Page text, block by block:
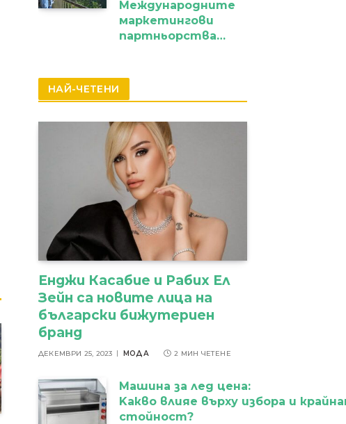
Международните
маркетингови
партньорства
НАЙ-ЧЕТЕНИ
Енджи Касабие и Рабих Ел
Зейн са новите лица на
български бижутериен
бранд
ДЕКЕМВРИ 25, 2023 МОДА 2 МИН ЧЕТЕНЕ
Машина за лед цена:
Kакво влияе върху избора и
стойност?